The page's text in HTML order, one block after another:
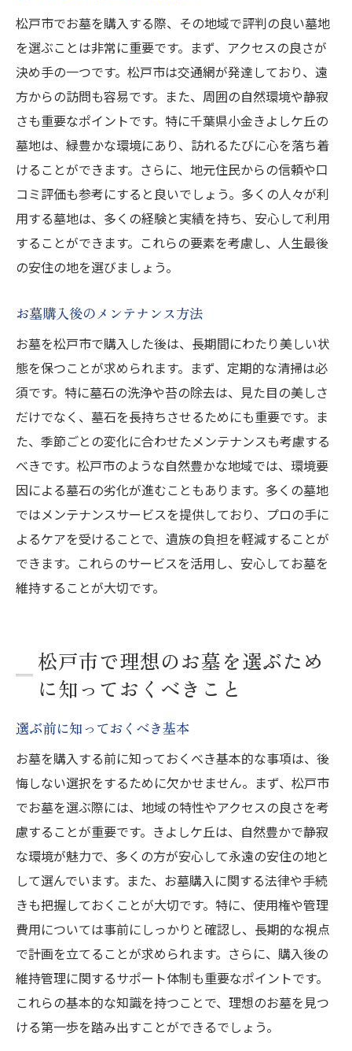
松戸市でお墓を購入する際、その地域で評判の良い墓地
を選ぶことは非常に重要です。まず、アクセスの良さが
決め手の一つです。松戸市は交通網が発達しており、遠
方からの訪問も容易です。また、周囲の自然環境や静寂
さも重要なポイントです。特に千葉県小金きよしケ丘の
墓地は、緑豊かな環境にあり、訪れるたびに心を落ち着
けることができます。さらに、地元住民からの信頼や口
コミ評価も参考にすると良いでしょう。多くの人々が利
用する墓地は、多くの経験と実績を持ち、安心して利用
することができます。これらの要素を考慮し、人生最後
の安住の地を選びましょう。
お墓購入後のメンテナンス方法
お墓を松戸市で購入した後は、長期間にわたり美しい状
態を保つことが求められます。まず、定期的な清掃は必
須です。特に墓石の洗浄や苔の除去は、見た目の美しさ
だけでなく、墓石を長持ちさせるためにも重要です。ま
た、季節ごとの変化に合わせたメンテナンスも考慮する
べきです。松戸市のような自然豊かな地域では、環境要
因による墓石の劣化が進むこともあります。多くの墓地
ではメンテナンスサービスを提供しており、プロの手に
よるケアを受けることで、遺族の負担を軽減することが
できます。これらのサービスを活用し、安心してお墓を
維持することが大切です。
松戸市で理想のお墓を選ぶため
に知っておくべきこと
選ぶ前に知っておくべき基本
お墓を購入する前に知っておくべき基本的な事項は、後
悔しない選択をするために欠かせません。まず、松戸市
でお墓を選ぶ際には、地域の特性やアクセスの良さを考
慮することが重要です。きよしケ丘は、自然豊かで静寂
な環境が魅力で、多くの方が安心して永遠の安住の地と
して選んでいます。また、お墓購入に関する法律や手続
きも把握しておくことが大切です。特に、使用権や管理
費用については事前にしっかりと確認し、長期的な視点
で計画を立てることが求められます。さらに、購入後の
維持管理に関するサポート体制も重要なポイントです。
これらの基本的な知識を持つことで、理想のお墓を見つ
ける第一歩を踏み出すことができるでしょう。